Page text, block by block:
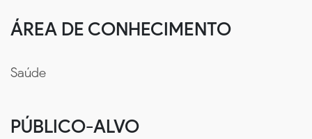
ÁREA DE CONHECIMENTO
Saúde
PÚBLICO-ALVO